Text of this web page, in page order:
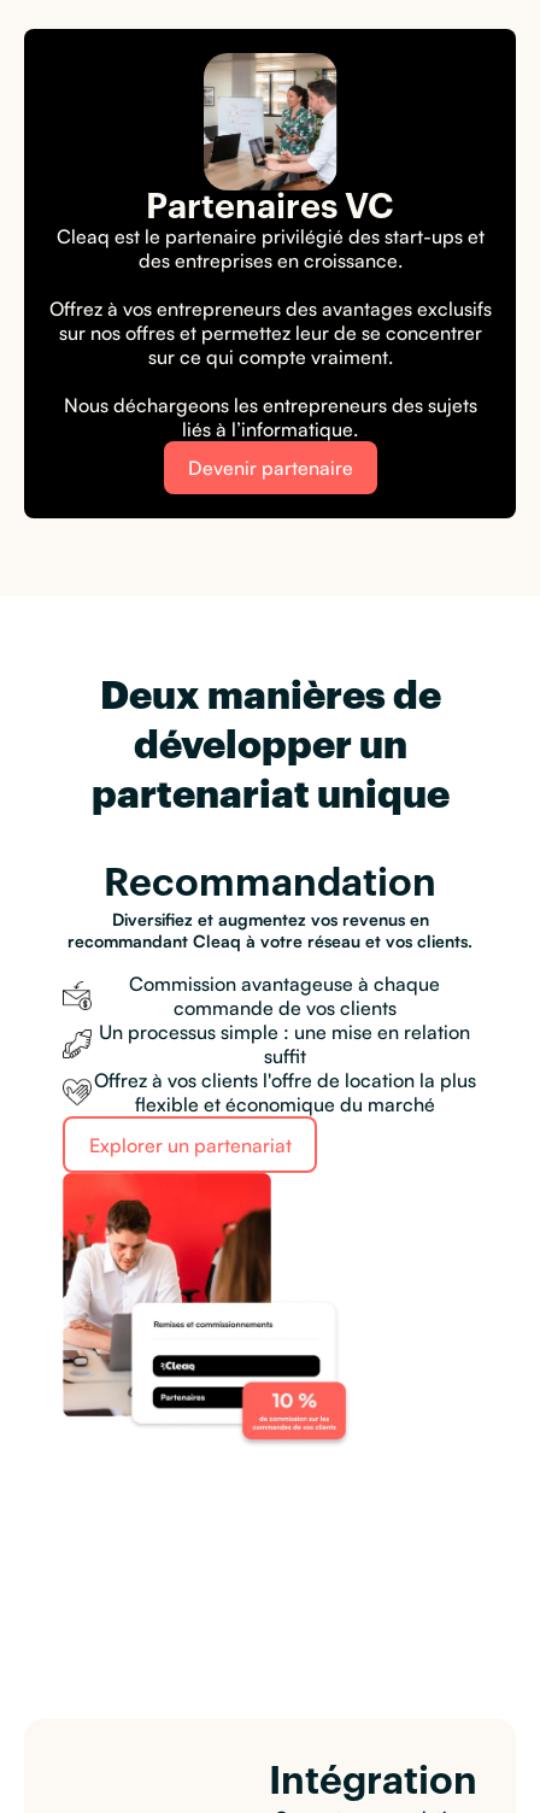
Partenaires VC
Cleaq est le partenaire privilégié des start-ups et
des entreprises en croissance.
Offrez à vos entrepreneurs des avantages exclusifs
sur nos offres et permettez leur de se concentrer
sur ce qui compte vraiment.
Nous déchargeons les entrepreneurs des sujets
liés à l’informatique.
Devenir partenaire
Deux manières de
développer un
partenariat unique
Recommandation
Diversifiez et augmentez vos revenus en
recommandant Cleaq à votre réseau et vos clients.
Commission avantageuse à chaque
commande de vos clients
Un processus simple : une mise en relation
suffit
Offrez à vos clients l'offre de location la plus
flexible et économique du marché
Explorer un partenariat
Intégration